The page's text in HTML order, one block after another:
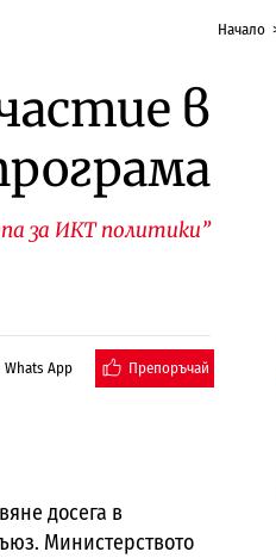
Начало
в
за ИКТ политики”
Whats App Препоръчай
досега в
Министерството